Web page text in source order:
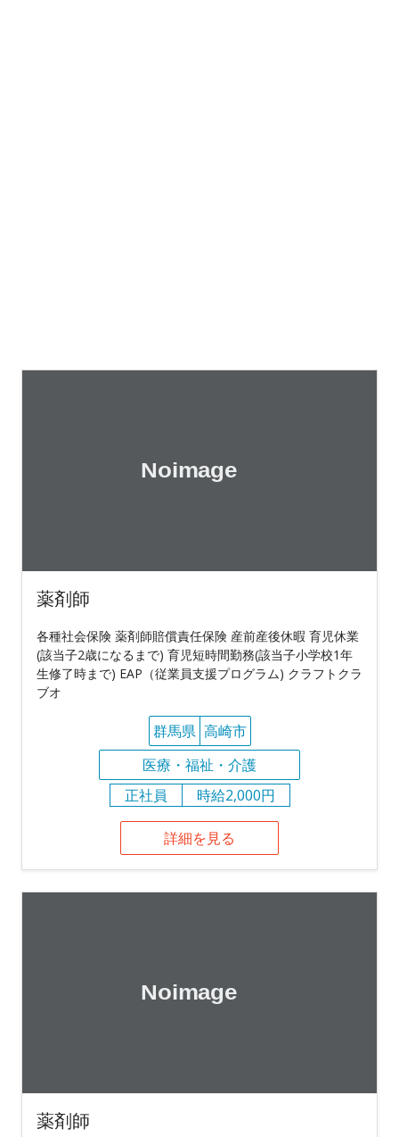
薬剤師
各種社会保険 薬剤師賠償責任保険 産前産後休暇 育児休業
(該当子2歳になるまで) 育児短時間勤務(該当子小学校1年
生修了時まで) EAP（従業員支援プログラム) クラフトクラ
ブオ
群馬県 高崎市
医療・福祉・介護
正社員
時給2,000円
詳細を見る
薬剤師